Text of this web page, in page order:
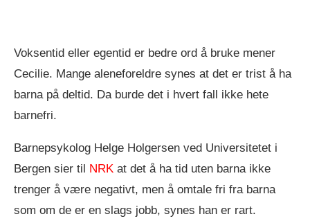
Voksentid eller egentid er bedre ord å bruke mener
Cecilie. Mange aleneforeldre synes at det er trist å ha
barna på deltid. Da burde det i hvert fall ikke hete
barnefri.
Barnepsykolog Helge Holgersen ved Universitetet i
Bergen sier til NRK at det å ha tid uten barna ikke
trenger å være negativt, men å omtale fri fra barna
som om de er en slags jobb, synes han er rart.